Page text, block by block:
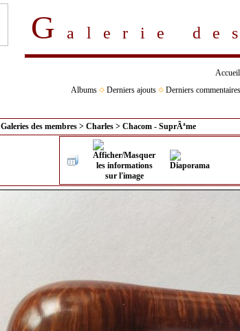
Galerie
Accueil
Albums
Derniers ajouts Derniers commentaires
Galeries des membres > Charles > Chacom - SuprÃªme